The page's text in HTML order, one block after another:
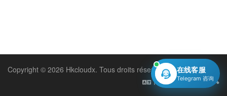
Copyright © 2026 Hkcloudx. Tous droits réservés.
Français
在线客服
Telegram 咨询